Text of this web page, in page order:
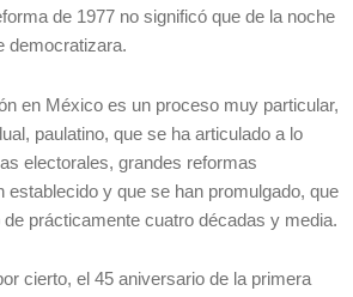
de 1977 no significó que de la noche
democratizara.
en México es un proceso muy particular,
paulatino, que se ha articulado a lo
electorales, grandes reformas
establecido y que se han promulgado, que
prácticamente cuatro décadas y media.
cierto, el 45 aniversario de la primera